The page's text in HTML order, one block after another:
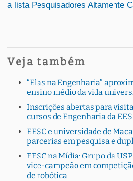
a lista Pesquisadores Altamente
Veja também
“Elas na Engenharia”
ensino médio da vida
Inscrições abertas para
cursos de Engenharia da
EESC e universidade de
parcerias em pesquisa e
EESC na Mídia: Grupo da
vice-campeão em
de robótica